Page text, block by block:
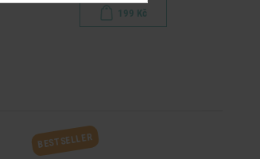
199 Kč
BESTSELLER